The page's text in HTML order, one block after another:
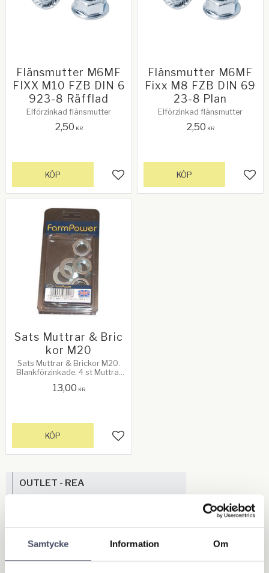
Samtycke Information Om
Flänsmutter M6MF
FIXX M10 FZB DIN 6
923-8 Räfflad
Elförzinkad flänsmutter
2,50 KR
Lägg till i favoriter
KÖP
Flänsmutter M6MF
Fixx M8 FZB DIN 69
23-8 Plan
Elförzinkad flänsmutter
2,50 KR
KÖP
Sats Muttrar & Bric
kor M20
Sats Muttrar & Brickor M20.
Blankförzinkade. 4 st Muttrar
13,00 KR
Lägg till i favoriter
KÖP
OUTLET - REA
Släpvagn & Trailer